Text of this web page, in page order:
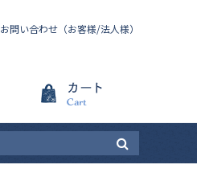
お問い合わせ（お客様/法人様）